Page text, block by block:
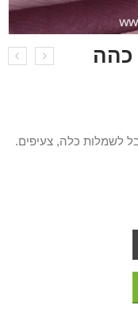
כהה
לשמלות כלה, צעיפים.